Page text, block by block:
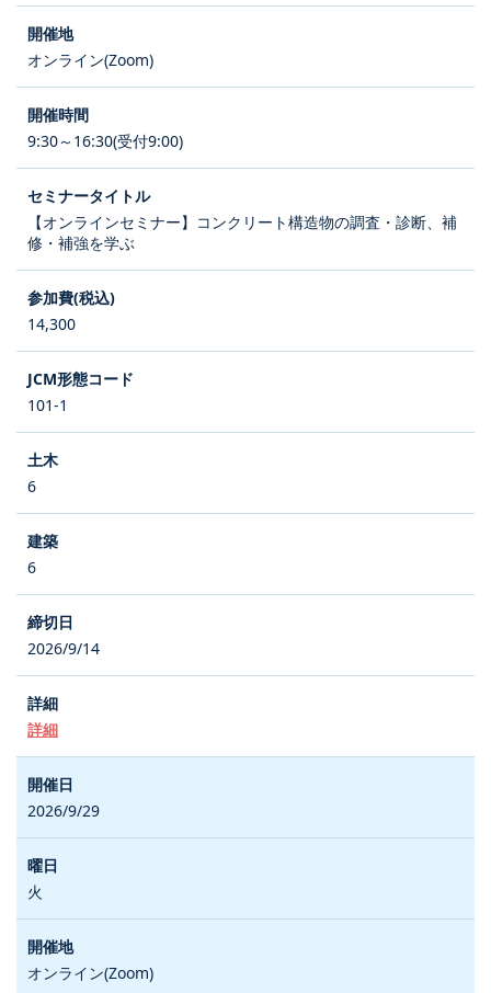
オンライン(Zoom)
9:30～16:30(受付9:00)
【オンラインセミナー】コンクリート構造物の調査・診断、補
修・補強を学ぶ
14,300
101-1
6
6
2026/9/14
詳細
2026/9/29
火
オンライン(Zoom)